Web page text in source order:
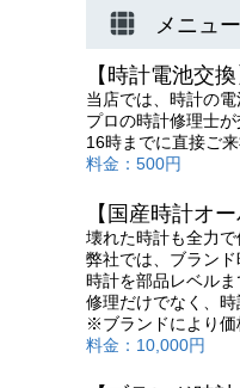
メニュー
【時計電池交換
当店では、時計の
プロの時計修理士
16時までに直接ご
料金：500円
【国産時計オ
壊れた時計も全力で
弊社では、ブラン
時計を部品レベル
修理だけでなく、
※ブランドにより価
料金：10,000円